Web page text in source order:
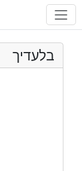
בלעדיך